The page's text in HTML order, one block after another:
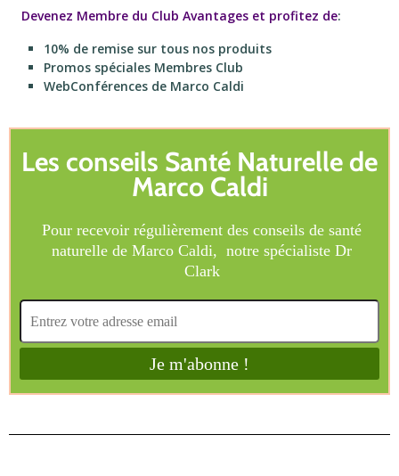
Devenez Membre du Club Avantages et profitez de:
10% de remise sur tous nos produits
Promos spéciales Membres Club
WebConférences de Marco Caldi